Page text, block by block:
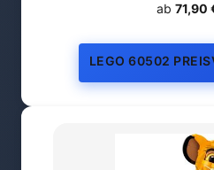
ab 71,90
LEGO 60502